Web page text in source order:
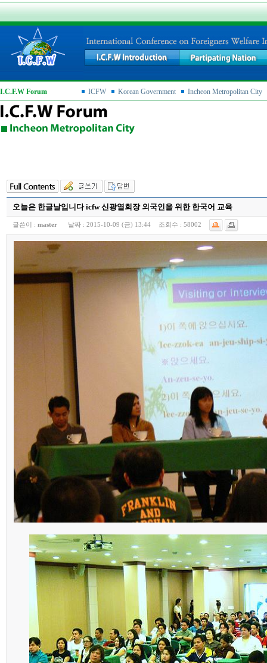
I.C.F.W Forum ICFW Korean Government Incheon Metropolitan City
오늘은 한글날입니다 icfw 신광열회장 외국인을 위한 한국어 교육
글쓴이 : master 날짜 : 2015-10-09 (금) 13:44 조회수 : 58002